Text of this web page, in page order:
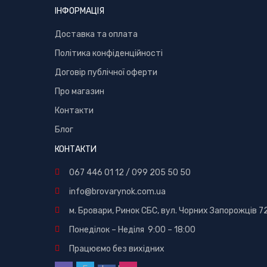
ІНФОРМАЦІЯ
Доставка та оплата
Політика конфіденційності
Договір публічної оферти
Про магазин
Контакти
Блог
КОНТАКТИ
067 446 01 12 / 099 205 50 50
info@brovarynok.com.ua
м. Бровари, Ринок СБС, вул. Чорних Запорожців
Понеділок – Неділя 9:00 – 18:00
Працюємо без вихідних